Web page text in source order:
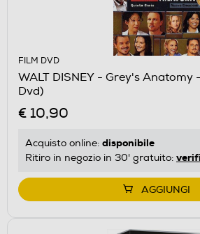
FILM DVD
WALT DISNEY - Grey's Anatomy
Dvd)
€ 10,90
Acquisto online: disponibile
Ritiro in negozio in 30' gratuito:
AGGIUNGI